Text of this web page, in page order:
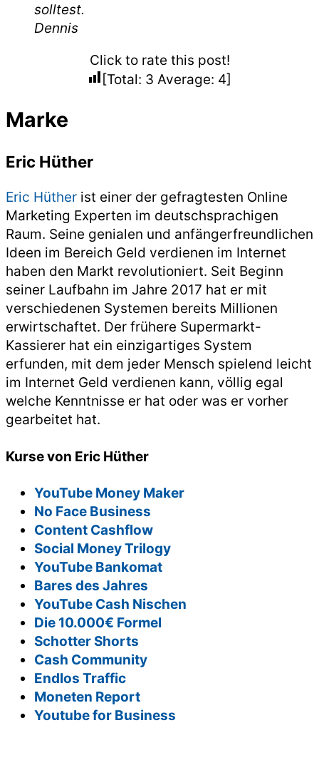
solltest.
Dennis
Click to rate this post!
[Total: 3 Average: 4]
Marke
Eric Hüther
Eric Hüther ist einer der gefragtesten Online
Marketing Experten im deutschsprachigen
Raum. Seine genialen und anfängerfreundlichen
Ideen im Bereich Geld verdienen im Internet
haben den Markt revolutioniert. Seit Beginn
seiner Laufbahn im Jahre 2017 hat er mit
verschiedenen Systemen bereits Millionen
erwirtschaftet. Der frühere Supermarkt-
Kassierer hat ein einzigartiges System
erfunden, mit dem jeder Mensch spielend leicht
im Internet Geld verdienen kann, völlig egal
welche Kenntnisse er hat oder was er vorher
gearbeitet hat.
Kurse von Eric Hüther
YouTube Money Maker
No Face Business
Content Cashflow
Social Money Trilogy
YouTube Bankomat
Bares des Jahres
YouTube Cash Nischen
Die 10.000€ Formel
Schotter Shorts
Cash Community
Endlos Traffic
Moneten Report
Youtube for Business